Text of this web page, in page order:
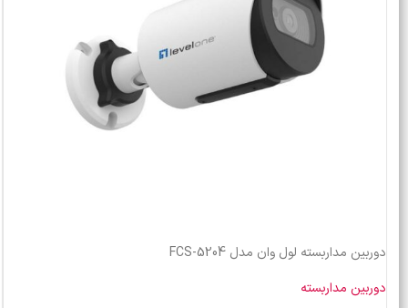
دوربین مداربسته لول وان مدل FCS-5204
دوربین مداربسته